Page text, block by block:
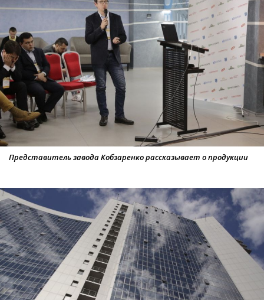
Представитель завода Кобзаренко рассказывает о продукции